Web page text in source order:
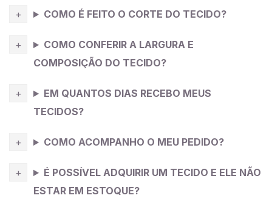
COMO É FEITO O CORTE DO TECIDO?
COMO CONFERIR A LARGURA E
COMPOSIÇÃO DO TECIDO?
EM QUANTOS DIAS RECEBO MEUS
TECIDOS?
COMO ACOMPANHO O MEU PEDIDO?
É POSSÍVEL ADQUIRIR UM TECIDO E ELE NÃO
ESTAR EM ESTOQUE?